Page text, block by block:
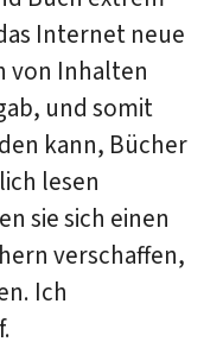
Internet neue
von Inhalten
und somit
kann, Bücher
lesen
sie sich einen
verschaffen,
Ich